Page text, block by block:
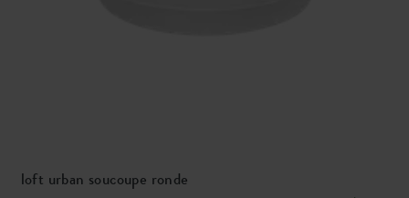
loft urban soucoupe ronde